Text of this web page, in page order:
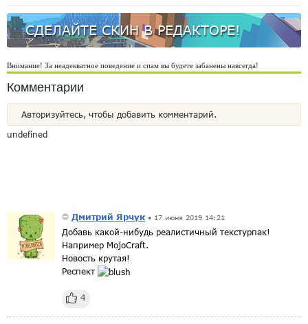
СДЕЛАЙТЕ СКИН В РЕДАКТОРЕ!
Внимание! За неадекватное поведение и спам вы будете забанены навсегда!
Комментарии
Авторизуйтесь, чтобы добавить комментарий.
undefined
Дмитрий Ярчук • 17 июня 2019 14:21
Добавь какой-нибудь реалистичный текстурпак!
Например MojoCraft.
Новость крутая!
Респект
4